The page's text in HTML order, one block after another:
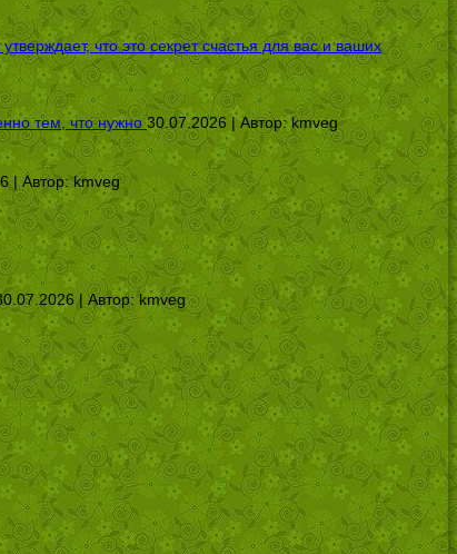
что это секрет счастья для вас и ваших
тем, что нужно 30.07.2026 | Автор:kmveg
| Автор:kmveg
| Автор:kmveg